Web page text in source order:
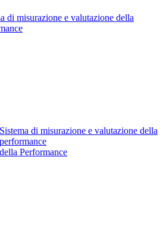
di misurazione e valutazione della
Sistema di misurazione e valutazione della
performance
Performance